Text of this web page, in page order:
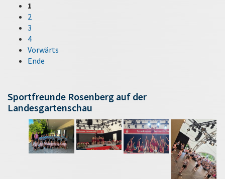
1
2
3
4
Vorwärts
Ende
Sportfreunde Rosenberg auf der
Landesgartenschau